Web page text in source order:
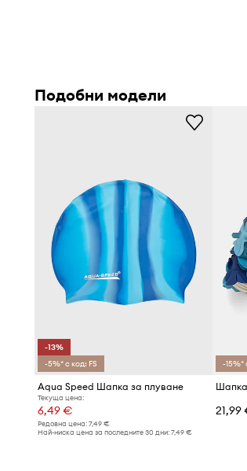
Функционална
суха и я предпазва от хлор
Създадена от издръжлив
устойчивост на разтягане и
Декорирана с динамична щампа
характер към вашата визия
Предназначена зажени
,
Всин цвят
, представлява
плуване
Подобни модели
-13%
-5%* с код: FS
Aqua Speed Шапка за плуване
Текуща цена:
6,49 €
Редовна цена: 7,49 €
Най-ниска цена за последните 30 дни: 7,49 €
-15%*
21,99